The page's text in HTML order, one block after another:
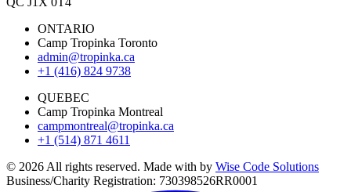
ONTARIO
Camp Tropinka Toronto
admin@tropinka.ca
+1 (416) 824 9738
QUEBEC
Camp Tropinka Montreal
campmontreal@tropinka.ca
+1 (514) 871 4611
© 2026 All rights reserved. Made with by Wise Code Solutions
Business/Charity Registration: 730398526RR0001